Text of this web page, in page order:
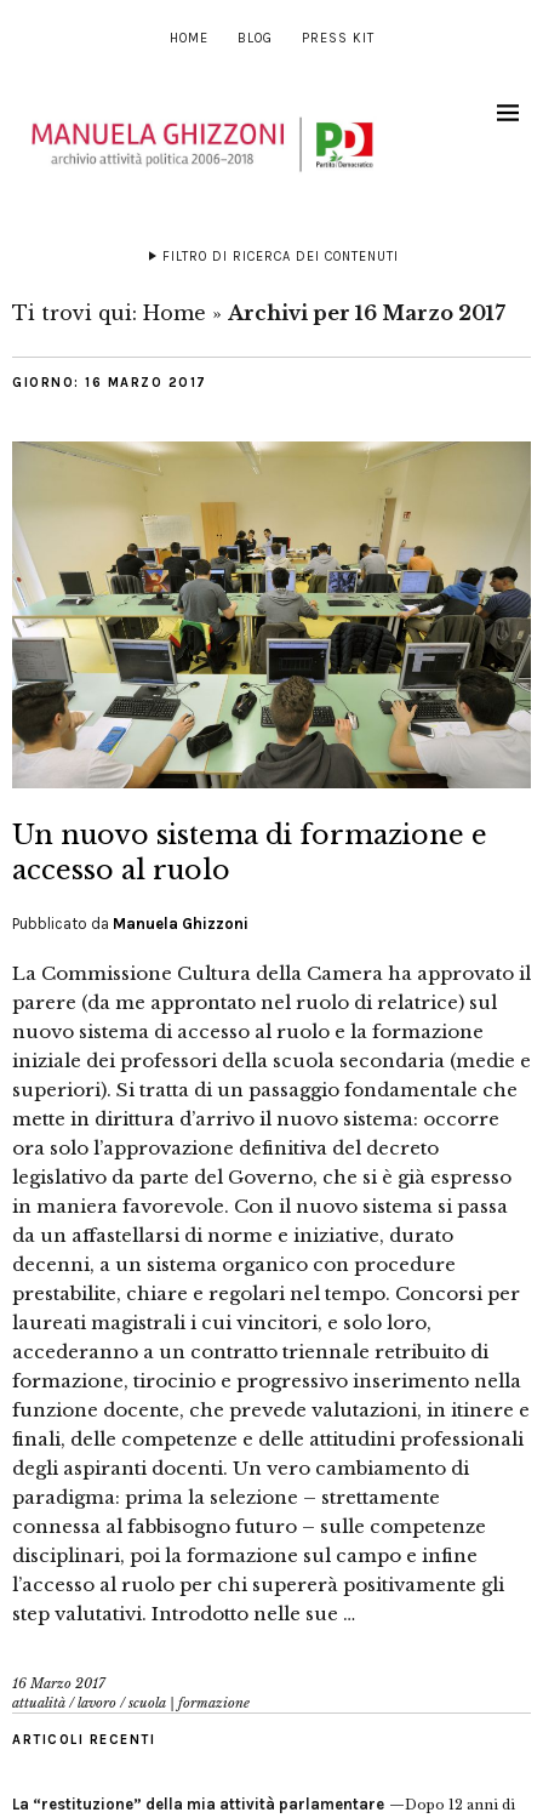
HOME BLOG PRESS KIT
FILTRO DI RICERCA DEI CONTENUTI
Ti trovi qui: Home » Archivi per 16 Marzo 2017
GIORNO: 16 MARZO 2017
Un nuovo sistema di formazione e
accesso al ruolo
Pubblicato da Manuela Ghizzoni
La Commissione Cultura della Camera ha approvato il
parere (da me approntato nel ruolo di relatrice) sul
nuovo sistema di accesso al ruolo e la formazione
iniziale dei professori della scuola secondaria (medie e
superiori). Si tratta di un passaggio fondamentale che
mette in dirittura d’arrivo il nuovo sistema: occorre
ora solo l’approvazione definitiva del decreto
legislativo da parte del Governo, che si è già espresso
in maniera favorevole. Con il nuovo sistema si passa
da un affastellarsi di norme e iniziative, durato
decenni, a un sistema organico con procedure
prestabilite, chiare e regolari nel tempo. Concorsi per
laureati magistrali i cui vincitori, e solo loro,
accederanno a un contratto triennale retribuito di
formazione, tirocinio e progressivo inserimento nella
funzione docente, che prevede valutazioni, in itinere e
finali, delle competenze e delle attitudini professionali
degli aspiranti docenti. Un vero cambiamento di
paradigma: prima la selezione – strettamente
connessa al fabbisogno futuro – sulle competenze
disciplinari, poi la formazione sul campo e infine
l’accesso al ruolo per chi supererà positivamente gli
step valutativi. Introdotto nelle sue …
16 Marzo 2017
attualità /lavoro /scuola | formazione
ARTICOLI RECENTI
La “restituzione” della mia attività parlamentare
Dopo 12 anni di